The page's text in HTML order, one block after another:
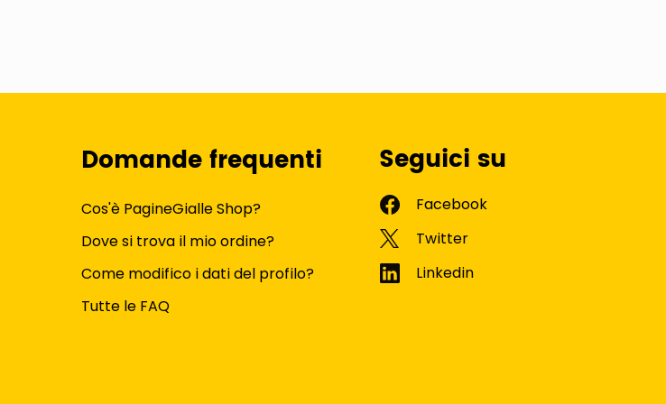
Domande frequenti
Cos'è PagineGialle Shop?
Dove si trova il mio ordine?
Come modifico i dati del profilo?
Tutte le FAQ
Seguici su